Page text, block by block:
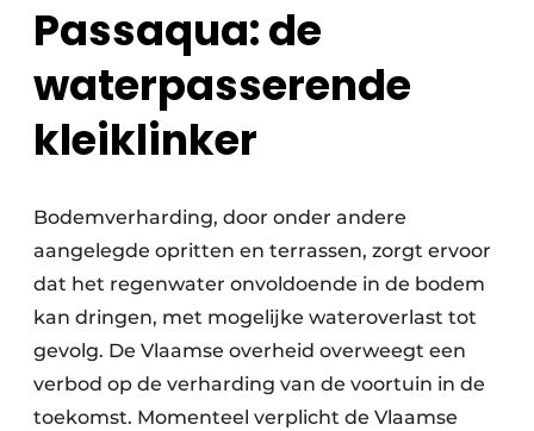
Passaqua: de
waterpasserende
kleiklinker
Bodemverharding, door onder andere
aangelegde opritten en terrassen, zorgt ervoor
dat het regenwater onvoldoende in de bodem
kan dringen, met mogelijke wateroverlast tot
gevolg. De Vlaamse overheid overweegt een
verbod op de verharding van de voortuin in de
toekomst. Momenteel verplicht de Vlaamse